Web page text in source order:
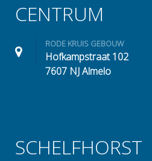
CENTRUM
RODE KRUIS GEBOUW
Hofkampstraat 102
7607 NJ Almelo
SCHELFHORST